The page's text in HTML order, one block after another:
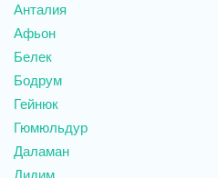
Анталия
Афьон
Белек
Бодрум
Гейнюк
Гюмюльдур
Даламан
Дидим